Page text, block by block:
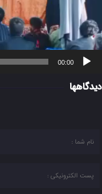
00:00
دیدگاهها